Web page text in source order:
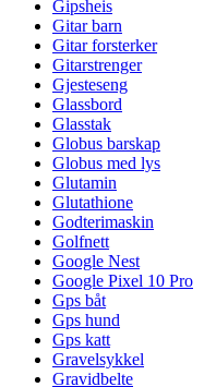
Gipsheis
Gitar barn
Gitar forsterker
Gitarstrenger
Gjesteseng
Glassbord
Glasstak
Globus barskap
Globus med lys
Glutamin
Glutathione
Godterimaskin
Golfnett
Google Nest
Google Pixel 10 Pro
Gps båt
Gps hund
Gps katt
Gravelsykkel
Gravidbelte